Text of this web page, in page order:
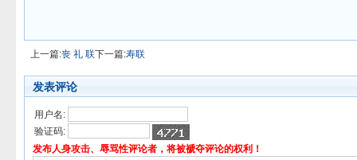
上一篇:丧 礼 联下一篇:寿联
发表评论
用户名:
验证码:
发布人身攻击、辱骂性评论者，将被褫夺评论的权利！